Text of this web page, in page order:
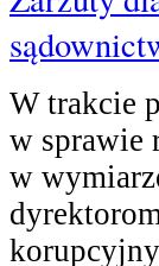
W trakcie
w sprawie
w